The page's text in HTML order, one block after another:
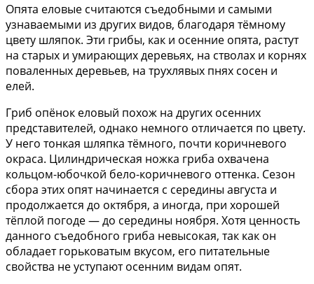
Опята еловые считаются съедобными и самыми
узнаваемыми из других видов, благодаря тёмному
цвету шляпок. Эти грибы, как и осенние опята, растут
на старых и умирающих деревьях, на стволах и корнях
поваленных деревьев, на трухлявых пнях сосен и
елей.
Гриб опёнок еловый похож на других осенних
представителей, однако немного отличается по цвету.
У него тонкая шляпка тёмного, почти коричневого
окраса. Цилиндрическая ножка гриба охвачена
кольцом-юбочкой бело-коричневого оттенка. Сезон
сбора этих опят начинается с середины августа и
продолжается до октября, а иногда, при хорошей
тёплой погоде — до середины ноября. Хотя ценность
данного съедобного гриба невысокая, так как он
обладает горьковатым вкусом, его питательные
свойства не уступают осенним видам опят.